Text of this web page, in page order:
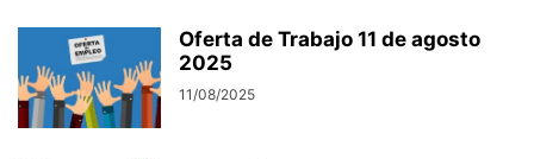
Oferta de Trabajo 11 de agosto
2025
11/08/2025